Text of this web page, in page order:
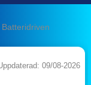
09/08-2026